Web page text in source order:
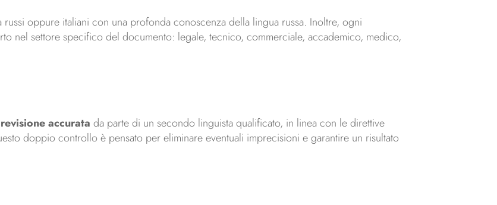
oppure italiani con una profonda conoscenza della lingua russa. Inoltre, ogni
nel settore specifico del documento: legale, tecnico, commerciale, accademico, medico,
revisione accurata da parte di un secondo linguista qualificato, in linea con le direttive
doppio controllo è pensato per eliminare eventuali imprecisioni e garantire un risultato